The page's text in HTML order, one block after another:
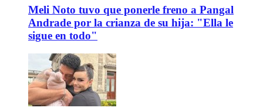
Meli Noto tuvo que ponerle freno a Pangal
Andrade por la crianza de su hija: "Ella le
sigue en todo"